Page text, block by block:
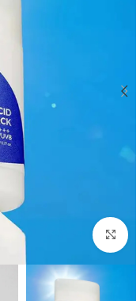
بزرگنمایی تصویر